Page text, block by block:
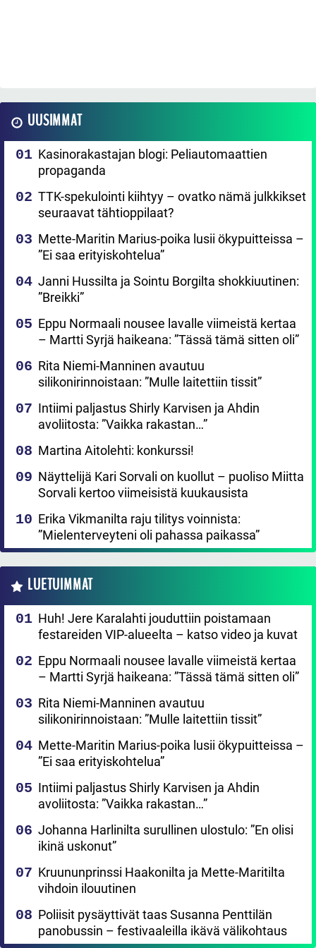
UUSIMMAT
Kasinorakastajan blogi: Peliautomaattien
propaganda
TTK-spekulointi kiihtyy – ovatko nämä julkkikset
seuraavat tähtioppilaat?
Mette-Maritin Marius-poika lusii ökypuitteissa –
”Ei saa erityiskohtelua”
Janni Hussilta ja Sointu Borgilta shokkiuutinen:
”Breikki”
Eppu Normaali nousee lavalle viimeistä kertaa
– Martti Syrjä haikeana: ”Tässä tämä sitten oli”
Rita Niemi-Manninen avautuu
silikonirinnoistaan: ”Mulle laitettiin tissit”
Intiimi paljastus Shirly Karvisen ja Ahdin
avoliitosta: ”Vaikka rakastan…”
Martina Aitolehti: konkurssi!
Näyttelijä Kari Sorvali on kuollut – puoliso Miitta
Sorvali kertoo viimeisistä kuukausista
Erika Vikmanilta raju tilitys voinnista:
”Mielenterveyteni oli pahassa paikassa”
LUETUIMMAT
Huh! Jere Karalahti jouduttiin poistamaan
festareiden VIP-alueelta – katso video ja kuvat
Eppu Normaali nousee lavalle viimeistä kertaa
– Martti Syrjä haikeana: ”Tässä tämä sitten oli”
Rita Niemi-Manninen avautuu
silikonirinnoistaan: ”Mulle laitettiin tissit”
Mette-Maritin Marius-poika lusii ökypuitteissa –
”Ei saa erityiskohtelua”
Intiimi paljastus Shirly Karvisen ja Ahdin
avoliitosta: ”Vaikka rakastan…”
Johanna Harlinilta surullinen ulostulo: ”En olisi
ikinä uskonut”
Kruununprinssi Haakonilta ja Mette-Maritilta
vihdoin ilouutinen
Poliisit pysäyttivät taas Susanna Penttilän
panobussin – festivaaleilla ikävä välikohtaus